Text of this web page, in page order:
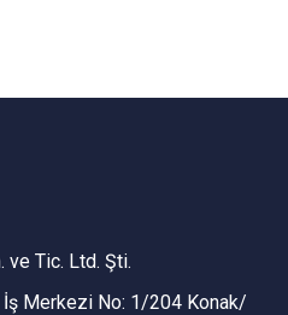
ve Tic. Ltd. Şti.
Merkezi No: 1/204 Konak/